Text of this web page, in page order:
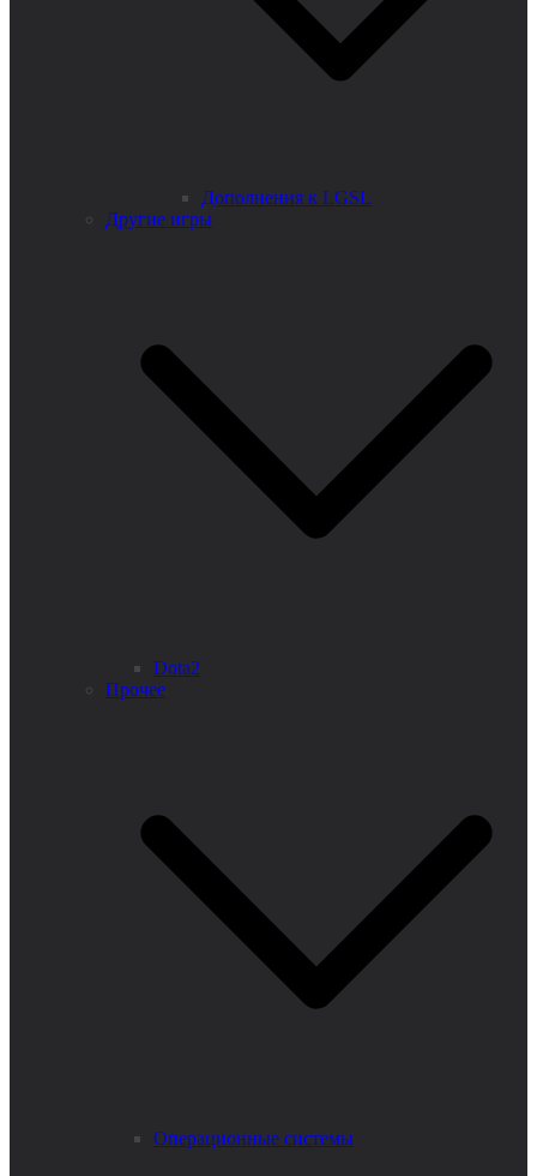
Дополнения к LGSL
Другие игры
Dota2
Прочее
Операционные системы